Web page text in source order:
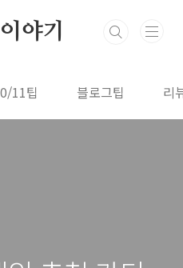
야기
11팁 블로그팁 리